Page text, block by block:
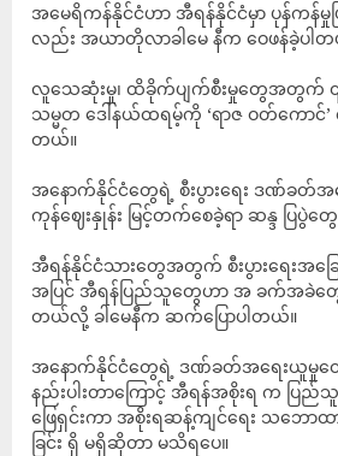
အမေရိကန်နိုင်ငံဟာ အီရန်နိုင်ငံမှာ ပုန်ကန်
လည်း အယာတိုလာခါမေ နီက ဝေဖန်ခဲ့ပါ
လူသေဆုံးမှု၊ ထိခိုက်ပျက်စီးမှုတွေအတွက်
သမ္မတ ဒေါ်နယ်ထရမ့်ကို ‘ရာဇ ဝတ်ကောင်’
တယ်။
အနောက်နိုင်ငံတွေရဲ့ စီးပွားရေး ဒဏ်ခတ်
ကုန်ဈေးနှုန်း မြင့်တက်စေခဲ့ရာ ဆန္ဒ ပြပွဲတွေ
အီရန်နိုင်ငံသားတွေအတွက် စီးပွားရေးအခ
အပြင် အီရန်ပြည်သူတွေဟာ အ ခက်အခဲ
တယ်လို့ ခါမေနီက ဆက်ပြောပါတယ်။
အနောက်နိုင်ငံတွေရဲ့ ဒဏ်ခတ်အရေးယူမှုတွ
နည်းပါးတာကြောင့် အီရန်အစိုးရ က ပ
ဖြေရှင်းကာ အစိုးရဆန့်ကျင်ရေး သဘောထ
ခြင်း ရှိ မရှိဆိုတာ မသိရပေ။